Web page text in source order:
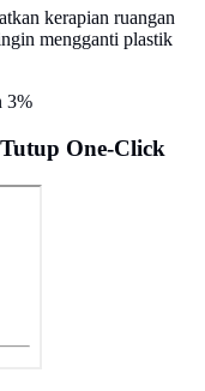
kerapian ruangan
mengganti plastik
3%
One-Click